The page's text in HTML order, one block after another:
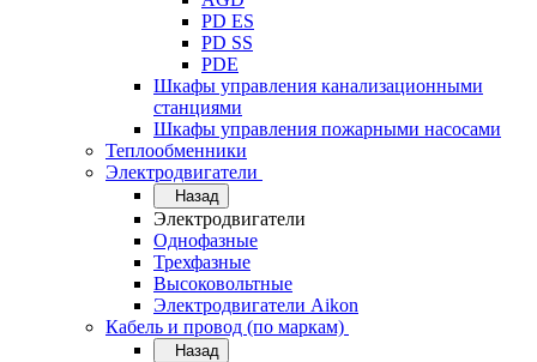
PD ES
PD SS
PDE
Шкафы управления канализационными
станциями
Шкафы управления пожарными насосами
Теплообменники
Электродвигатели
Назад
Электродвигатели
Однофазные
Трехфазные
Высоковольтные
Электродвигатели Aikon
Кабель и провод (по маркам)
Назад